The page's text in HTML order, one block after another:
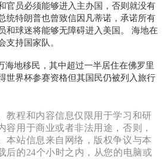
官员必须能够进入主办国，否则就没有
统特朗普也曾致信因凡蒂诺，承诺所有
和球迷将能够无障碍进入美国。 海地在
支持国家队。
海地移民，其中超过一半居住在佛罗里
世界杯参赛资格但其国民仍被列入旅行
教程和内容信息仅限用于学习和研
容用于商业或者非法用途，否则，
本站信息来自网络，版权争议与本
后的24个小时之内，从您的电脑或